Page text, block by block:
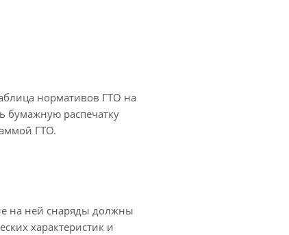
нормативов ГТО на
бумажную распечатку
ГТО.
на ней снаряды должны
характеристик и